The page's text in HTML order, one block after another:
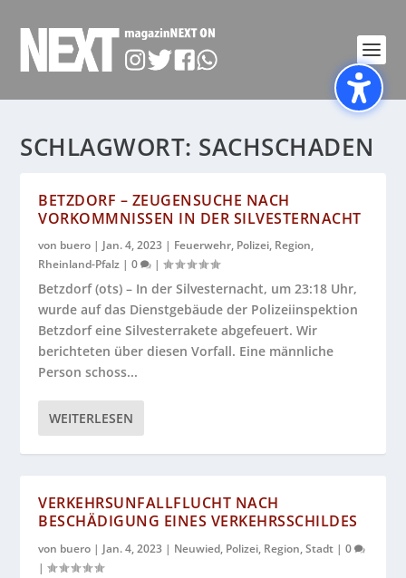
SCHLAGWORT: SACHSCHADEN
BETZDORF – ZEUGENSUCHE NACH
VORKOMMNISSEN IN DER SILVESTERNACHT
von buero | Jan. 4, 2023 | Feuerwehr, Polizei, Region,
Rheinland-Pfalz |0 |
Betzdorf (ots) – In der Silvesternacht, um 23:18 Uhr,
wurde auf das Dienstgebäude der Polizeiinspektion
Betzdorf eine Silvesterrakete abgefeuert. Wir
berichteten über diesen Vorfall. Eine männliche
Person schoss...
WEITERLESEN
VERKEHRSUNFALLFLUCHT NACH
BESCHÄDIGUNG EINES VERKEHRSSCHILDES
von buero | Jan. 4, 2023 | Neuwied, Polizei, Region,Stadt |0
|